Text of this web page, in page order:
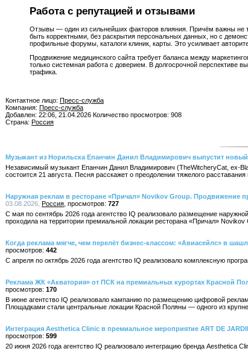
Работа с репутацией и отзывами
Отзывы — один из сильнейших факторов влияния. Причём важны не
быть корректными, без раскрытия персональных данных, но с
профильные форумы, каталоги клиник, карты. Это усиливает
Продвижение медицинского сайта требует баланса между
только системная работа с доверием. В долгосрочной перспективе
трафика.
Контактное лицо: Пресс-служба
Компания: Пресс-служба
Добавлен: 22:06, 21.04.2026 Количество просмотров: 908
Страна: Россия
Музыкант из Норильска Епанчин Данил Владимирович выпустит новый
Независимый музыкант Епанчин Данил Владимирович (TheWitcheryCat, ех-
состоится 21 августа. Песня расскажет о преодолении тяжелого
Наружная реклам в ресторане «Причал» Novikov Group. Продвижение
03.08.2026, Россия
727
С мая по сентябрь 2026 года агентство IQ реализовало размещение
проходила на территории премиальной локации ресторана «Причал» Novikov
Когда реклама мягче, чем перелёт бизнес-классом: «Авиасейлс» в
442
С апреля по октябрь 2026 года агентство IQ реализовало комплексную
Реклама ЖК «Акватория» от ПСК на премиальных курортах Красной
170
В июне агентство IQ реализовало кампанию по размещению цифровой
Площадками стали центральные локации Красной Поляны — одного из
Интеграция Aesthetica Clinic в премиальное мероприятие ART DE
599
20 июня 2026 года агентство IQ реализовало интеграцию бренда Aesthetica